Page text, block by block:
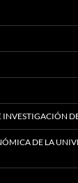
DE LA